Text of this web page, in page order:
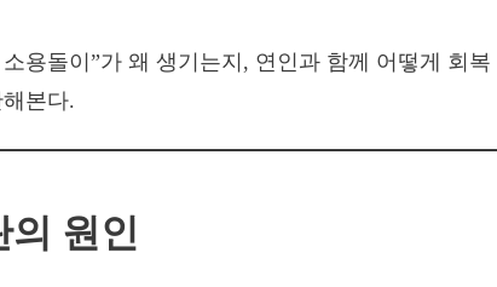
용돌이”가 왜 생기는지, 연인과 함께 어떻게 회복
본다.
의 원인